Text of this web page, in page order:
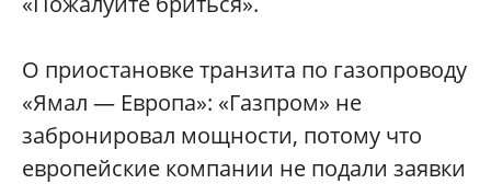
О приостановке транзита по газопроводу
«Ямал — Европа»: «Газпром» не
забронировал мощности, потому что
европейские компании не подали заявки